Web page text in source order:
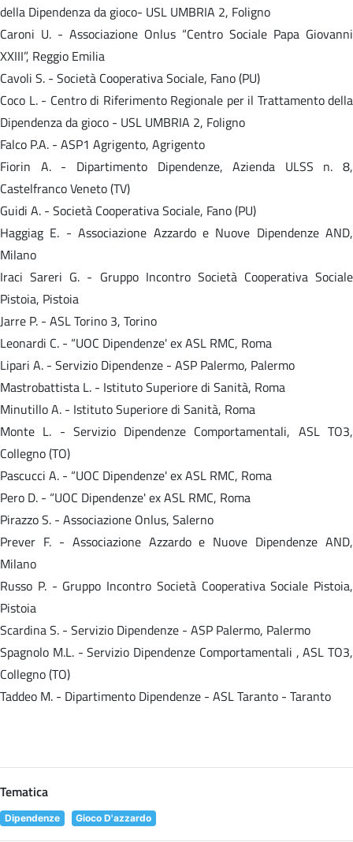
della Dipendenza da gioco- USL UMBRIA 2, Foligno
Caroni U. - Associazione Onlus “Centro Sociale Papa Giovanni
XXIII”, Reggio Emilia
Cavoli S. - Società Cooperativa Sociale, Fano (PU)
Coco L. - Centro di Riferimento Regionale per il Trattamento della
Dipendenza da gioco - USL UMBRIA 2, Foligno
Falco P.A. - ASP1 Agrigento, Agrigento
Fiorin A. - Dipartimento Dipendenze, Azienda ULSS n. 8,
Castelfranco Veneto (TV)
Guidi A. - Società Cooperativa Sociale, Fano (PU)
Haggiag E. - Associazione Azzardo e Nuove Dipendenze AND,
Milano
Iraci Sareri G. - Gruppo Incontro Società Cooperativa Sociale
Pistoia, Pistoia
Jarre P. - ASL Torino 3, Torino
Leonardi C. - “UOC Dipendenze' ex ASL RMC, Roma
Lipari A. - Servizio Dipendenze - ASP Palermo, Palermo
Mastrobattista L. - Istituto Superiore di Sanità, Roma
Minutillo A. - Istituto Superiore di Sanità, Roma
Monte L. - Servizio Dipendenze Comportamentali, ASL TO3,
Collegno (TO)
Pascucci A. - “UOC Dipendenze' ex ASL RMC, Roma
Pero D. - “UOC Dipendenze' ex ASL RMC, Roma
Pirazzo S. - Associazione Onlus, Salerno
Prever F. - Associazione Azzardo e Nuove Dipendenze AND,
Milano
Russo P. - Gruppo Incontro Società Cooperativa Sociale Pistoia,
Pistoia
Scardina S. - Servizio Dipendenze - ASP Palermo, Palermo
Spagnolo M.L. - Servizio Dipendenze Comportamentali , ASL TO3,
Collegno (TO)
Taddeo M. - Dipartimento Dipendenze - ASL Taranto - Taranto
Tematica
Dipendenze Gioco D'azzardo